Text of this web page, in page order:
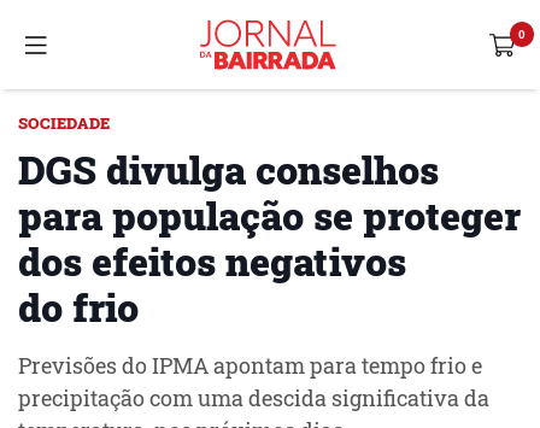
SOCIEDADE
DGS divulga conselhos
para população se proteger
dos efeitos negativos
do frio
Previsões do IPMA apontam para tempo frio e
precipitação com uma descida significativa da